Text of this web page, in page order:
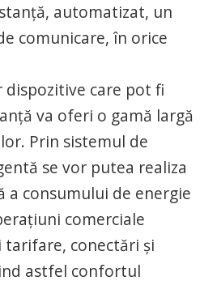
automatizat, un
comunicare, în orice
dispozitive care pot fi
va oferi o gamă largă
Prin sistemul de
se vor putea realiza
a consumului de energie
comerciale
tarifare, conectări și
astfel confortul